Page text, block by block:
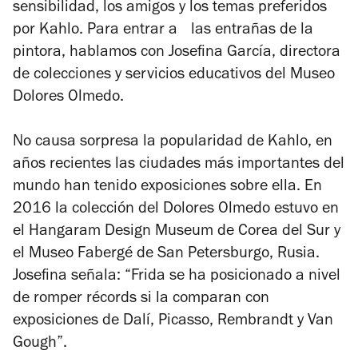
sensibilidad, los amigos y los temas preferidos
por Kahlo. Para entrar a las entrañas de la
pintora, hablamos con Josefina García, directora
de colecciones y servicios educativos del Museo
Dolores Olmedo.
No causa sorpresa la popularidad de Kahlo, en
años recientes las ciudades más importantes del
mundo han tenido exposiciones sobre ella. En
2016 la colección del Dolores Olmedo estuvo en
el Hangaram Design Museum de Corea del Sur y
el Museo Fabergé de San Petersburgo, Rusia.
Josefina señala: “Frida se ha posicionado a nivel
de romper récords si la comparan con
exposiciones de Dalí, Picasso, Rembrandt y Van
Gough”.